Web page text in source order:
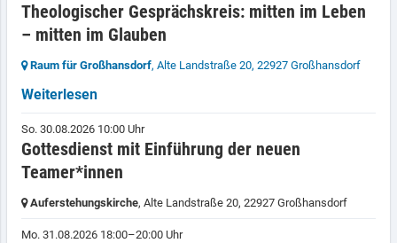
Theologischer Gesprächskreis: mitten im Leben
– mitten im Glauben
Raum für Großhansdorf, Alte Landstraße 20, 22927 Großhansdorf
Weiterlesen
So. 30.08.2026 10:00 Uhr
Gottesdienst mit Einführung der neuen
Teamer*innen
Auferstehungskirche, Alte Landstraße 20, 22927 Großhansdorf
Mo. 31.08.2026 18:00–20:00 Uhr